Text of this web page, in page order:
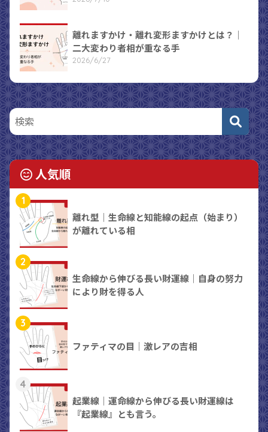
離れますかけ・離れ変形ますかけとは？｜
二大変わり者相が重なる手
2026/6/27
人気順
1
離れ型｜生命線と知能線の起点（始まり）
が離れている相
2
生命線から伸びる長い財運線｜自身の努力
により財を得る人
3
ファティマの目｜激レアの吉相
4
起業線｜運命線から伸びる長い財運線は
『起業線』とも言う。